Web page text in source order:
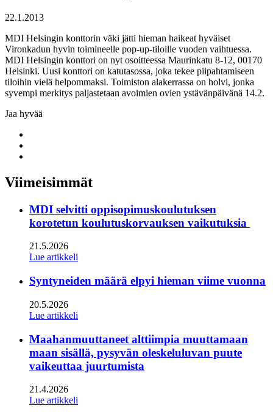
22.1.2013
MDI Helsingin konttorin väki jätti hieman haikeat hyväiset
Vironkadun hyvin toimineelle pop-up-tiloille vuoden vaihtuessa.
MDI Helsingin konttori on nyt osoitteessa Maurinkatu 8-12, 00170
Helsinki. Uusi konttori on katutasossa, joka tekee piipahtamiseen
tiloihin vielä helpommaksi. Toimiston alakerrassa on holvi, jonka
syvempi merkitys paljastetaan avoimien ovien ystävänpäivänä 14.2.
Jaa hyvää
twitter
Viimeisimmät
MDI selvitti oppisopimuskoulutuksen
korotetun koulutuskorvauksen vaikutuksia
21.5.2026
Lue artikkeli
Syntyneiden määrä elpyi hieman viime vuonna
20.5.2026
Lue artikkeli
Maahanmuuttaneet alttiimpia muuttamaan
maan sisällä, pysyvän oleskeluluvan puute
vaikeuttaa juurtumista
21.4.2026
Lue artikkeli